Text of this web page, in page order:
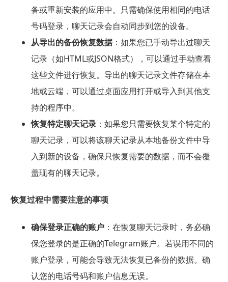
备或重新安装的应用中。只需确保使用相同的电话
号码登录，聊天记录会自动同步到您的设备。
从导出的备份恢复数据：如果您已手动导出过聊天
记录（如HTML或JSON格式），可以通过手动查看
这些文件进行恢复。导出的聊天记录文件存储在本
地或云端，可以通过桌面应用打开或导入到其他支
持的程序中。
恢复特定聊天记录：如果您只需要恢复某个特定的
聊天记录，可以将该聊天记录从本地备份文件中导
入到新的设备，确保只恢复需要的数据，而不会覆
盖现有的聊天记录。
恢复过程中需要注意的事项
确保登录正确的账户：在恢复聊天记录时，务必确
保您登录的是正确的Telegram账户。若误用不同的
账户登录，可能会导致无法恢复已备份的数据。确
认您的电话号码和账户信息无误。